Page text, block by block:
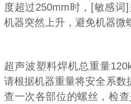
度超过250mm时，[敏感词
机器突然上升，避免机器微
超声波塑料焊机总重量
请根据机器重量将安全系数
查一次各部位的螺丝，检